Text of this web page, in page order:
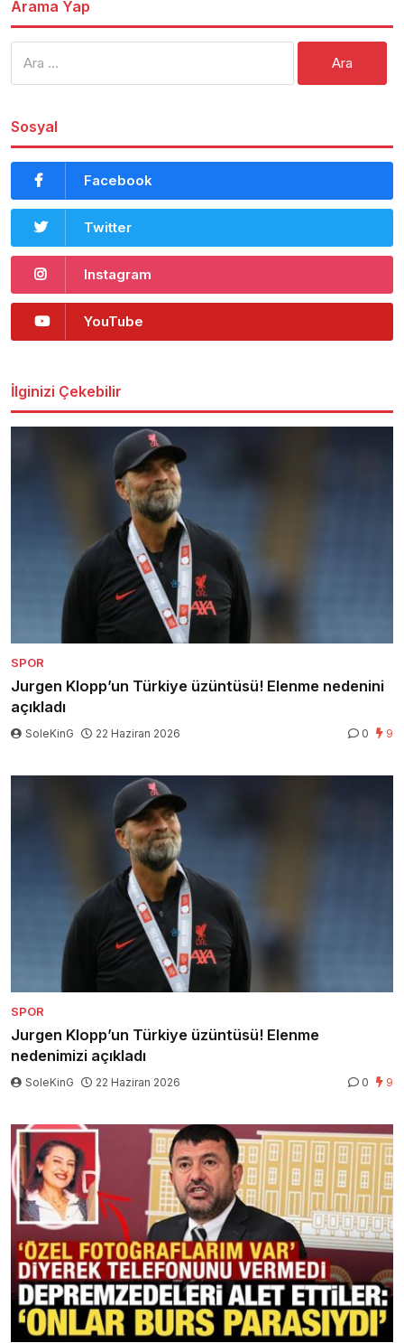
Arama Yap
Sosyal
Facebook
Twitter
Instagram
YouTube
İlginizi Çekebilir
SPOR
Jurgen Klopp’un Türkiye üzüntüsü! Elenme nedenini
açıkladı
SoleKinG 22 Haziran 2026 0 9
SPOR
Jurgen Klopp’un Türkiye üzüntüsü! Elenme
nedenimizi açıkladı
SoleKinG 22 Haziran 2026 0 9